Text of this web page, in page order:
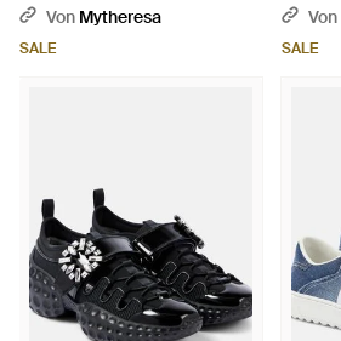
WeißVon Mytheresa
SALE
WeißVon
SALE